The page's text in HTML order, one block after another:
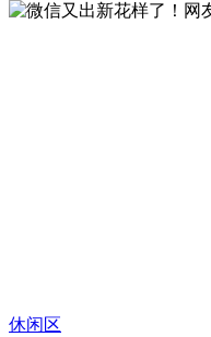
休闲区